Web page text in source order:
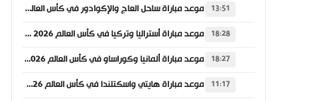
13:51 موعد مباراة ساحل العاج والإكوادور في كأس العالم 2026 والقنوات الناقلة
18:28 موعد مباراة أستراليا وتركيا في كأس العالم 2026 والقنوات الناقلة
18:27 موعد مباراة ألمانيا وكوراساو في كأس العالم 2026 والقنوات الناقلة
11:17 موعد مباراة هايتي واسكتلندا في كأس العالم 2026 والقنوات الناقلة